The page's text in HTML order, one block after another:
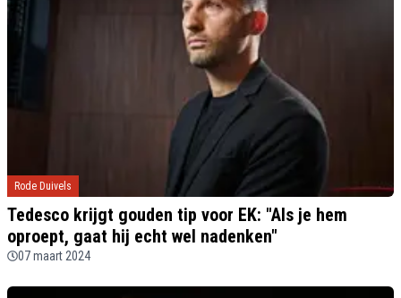
Rode Duivels
Tedesco krijgt gouden tip voor EK: "Als je hem
oproept, gaat hij echt wel nadenken"
07 maart 2024